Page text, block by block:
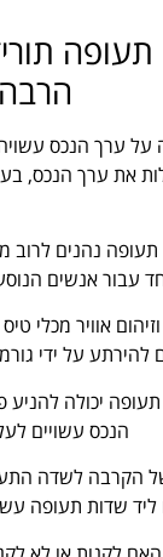
הנכס עשויה
את ערך הנכס,
נהנים לרוב
עבור אנשים
אוויר מכלי
להירתע על ידי
יכולה להניע
הנכס עשויים
הקרבה לשדה
ליד שדות תעופה